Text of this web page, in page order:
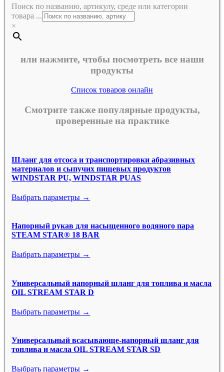
Поиск по названию, артикулу, среде или категории
товара ...
×
или нажмите, чтобы посмотреть все наши
продукты
Список товаров онлайн
Смотрите также популярные продукты,
проверенные на практике
Шланг для отсоса и транспортировки абразивных
материалов и сыпучих пищевых продуктов
WINDSTAR PU, WINDSTAR PUAS
Выбрать параметры →
Напорный рукав для насыщенного водяного пара
STEAM STAR® 18 BAR
Выбрать параметры →
Универсальный напорный шланг для топлива и масла
OIL STREAM STAR D
Выбрать параметры →
Универсальный всасывающе-напорный шланг для
топлива и масла OIL STREAM STAR SD
Выбрать параметры →